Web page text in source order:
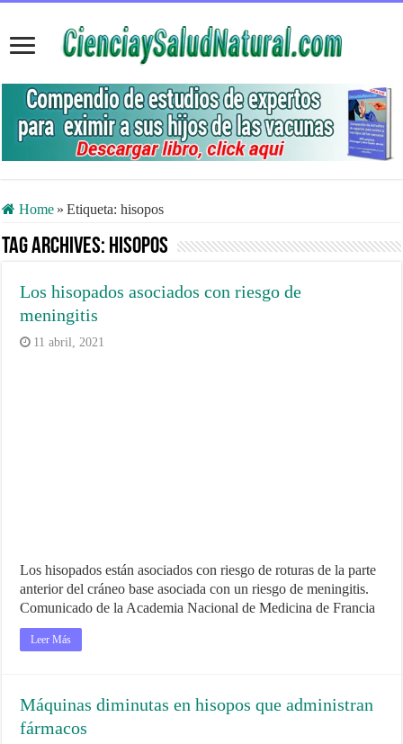
Home » Etiqueta:hisopos
Tag Archives: hisopos
Los hisopados asociados con riesgo de
meningitis
11 abril, 2021
Los hisopados están asociados con riesgo de roturas de la parte
anterior del cráneo base asociada con un riesgo de meningitis.
Comunicado de la Academia Nacional de Medicina de Francia
Leer Más
Máquinas diminutas en hisopos que administran
fármacos